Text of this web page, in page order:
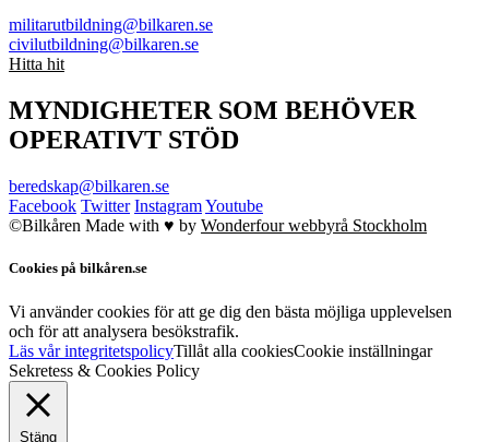
militarutbildning@bilkaren.se
civilutbildning@bilkaren.se
Hitta hit
MYNDIGHETER SOM BEHÖVER
OPERATIVT STÖD
beredskap@bilkaren.se
Facebook Twitter InstagramYoutube
©Bilkåren Made with ♥ by Wonderfour webbyrå Stockholm
Cookies på bilkåren.se
Vi använder cookies för att ge dig den bästa möjliga upplevelsen
och för att analysera besökstrafik.
Läs vår integritetspolicyTillåt alla cookiesCookie inställningar
Sekretess & Cookies Policy
Stäng